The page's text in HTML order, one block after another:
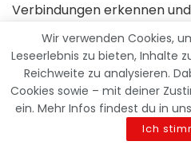
Verbindungen erkennen
entsprechend optimieren.
Wie groß der Unterschied
stark von Mobilfunknetz,
abhängen. In Bahnhöfen,
Veranstaltungen könnte
Wir verwenden Cookies,
Leseerlebnis zu bieten, Inhalte
Reichweite zu analysieren.
Cookies sowie – mit deiner
ein. Mehr Infos findest du in
Ich